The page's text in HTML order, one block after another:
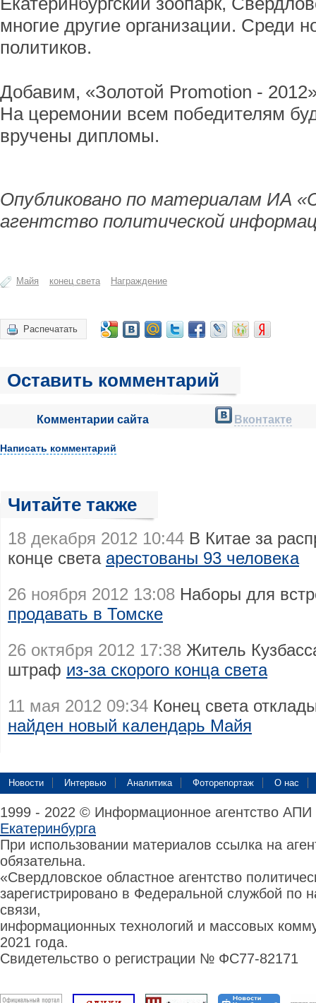
многие другие организации. Среди
политиков.
Добавим, «Золотой Promotion -
На церемонии всем победителям
вручены дипломы.
Опубликовано по материалам ИА
агентство политической
Майя конец света Награждение
Распечатать
Оставить комментарий
Комментарии сайта Вконтакте
Написать комментарий
Читайте также
18 декабря 2012 10:44 В Китае за
конце света арестованы 93 человека
26 ноября 2012 13:08 Наборы для
продавать в Томске
26 октября 2012 17:38 Житель
штраф из-за скорого конца света
11 мая 2012 09:34 Конец света
найден новый календарь Майя
Новости Интервью Аналитика Фоторепортаж О нас
1999 - 2022 © Информационное агентство
Екатеринбурга
При использовании материалов ссылка на
обязательна.
«Свердловское областное агентство
зарегистрировано в Федеральной службой по
связи,
информационных технологий и массовых
2021 года.
Свидетельство о регистрации № ФС77-82171